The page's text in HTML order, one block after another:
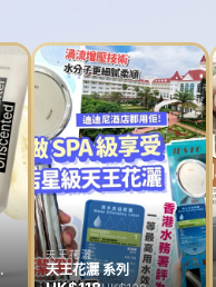
天王花灑
天王花灑 系列